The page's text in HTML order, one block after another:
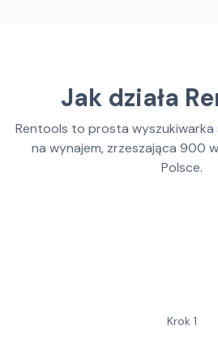
Jak działa
Rentools to prosta
na wynajem, zrzeszająca 900
Polsce.
Krok 1